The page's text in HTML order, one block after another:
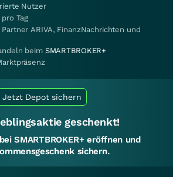
Nutzer
Tag
ARIVA, FinanzNachrichten und
beim SMARTBROKER+
Jetzt Depot sichern
geschenkt!
SMARTBROKER+ eröffnen und
sichern.